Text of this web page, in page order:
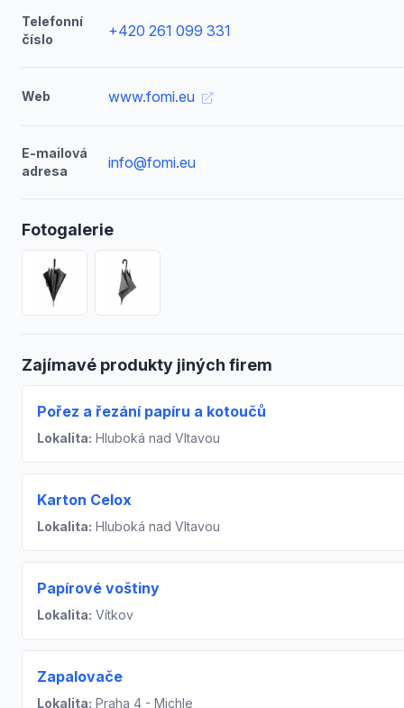
Telefonní
číslo
+420 261 099 331
Web www.fomi.eu
E-mailová
adresa
info@fomi.eu
Fotogalerie
Zajímavé produkty jiných firem
Pořez a řezání papíru a kotoučů
Lokalita: Hluboká nad Vltavou
Karton Celox
Lokalita: Hluboká nad Vltavou
Papírové voštiny
Lokalita: Vítkov
Zapalovače
Lokalita: Praha 4 - Michle